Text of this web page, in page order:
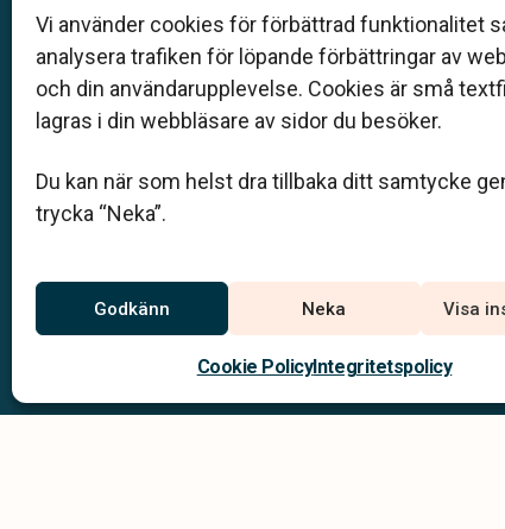
Vi använder cookies för förbättrad funktionalitet
analysera trafiken för löpande förbättringar av
och din användarupplevelse. Cookies är små
lagras i din webbläsare av sidor du besöker.
Du kan när som helst dra tillbaka ditt samtycke
trycka “Neka”.
Godkänn Neka Visa
Cookie PolicyIntegritetspolicy
när det gäller bemötande och när vi utformar
skräddarsydda personliga begravningar.
0521-71 11 63
info@blixtbyra.se
Du når oss dygnet runt på:
Trollhättan –
0520-160 02
0521-71 11 63